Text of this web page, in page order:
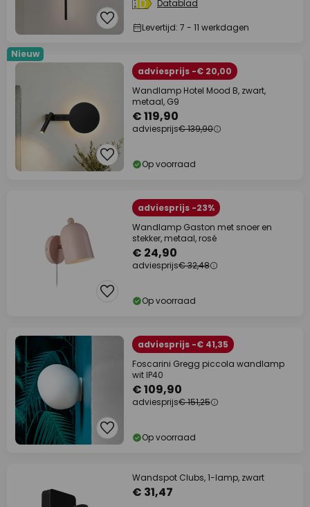
Datablad
Levertijd: 7 - 11 werkdagen
Nieuw
adviesprijs -€ 20,00
Wandlamp Hotel Mood B, zwart,
metaal, G9
€ 119,90
adviesprijs€ 139,90
Op voorraad
adviesprijs -23%
Wandlamp Gaston met snoer en
stekker, metaal, rosé
€ 24,90
adviesprijs€ 32,48
Op voorraad
adviesprijs -€ 41,35
Foscarini Gregg piccola wandlamp
wit IP40
€ 109,90
adviesprijs€ 151,25
Op voorraad
Wandspot Clubs, 1-lamp, zwart
€ 31,47